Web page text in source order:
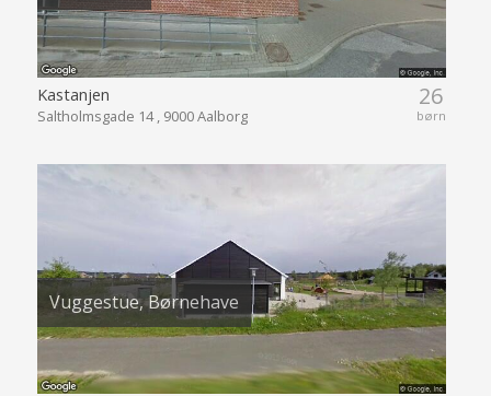
26
børn
Kastanjen
Saltholmsgade 14 , 9000 Aalborg
Vuggestue, Børnehave